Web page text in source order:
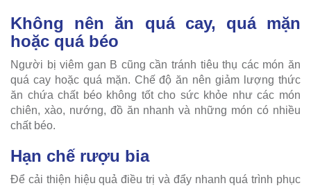
Không nên ăn quá cay, quá mặn
hoặc quá béo
Người bị viêm gan B cũng cần tránh tiêu thụ các món ăn
quá cay hoặc quá mặn. Chế độ ăn nên giảm lượng thức
ăn chứa chất béo không tốt cho sức khỏe như các món
chiên, xào, nướng, đồ ăn nhanh và những món có nhiều
chất béo.
Hạn chế rượu bia
Để cải thiện hiệu quả điều trị và đẩy nhanh quá trình phục